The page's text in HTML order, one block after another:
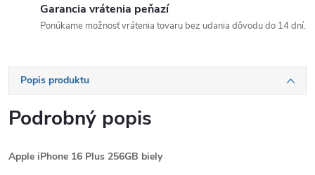
Garancia vrátenia peňazí
Ponúkame možnosť vrátenia tovaru bez udania dôvodu do 14 dní.
Popis produktu
Podrobný popis
Apple iPhone 16 Plus 256GB biely